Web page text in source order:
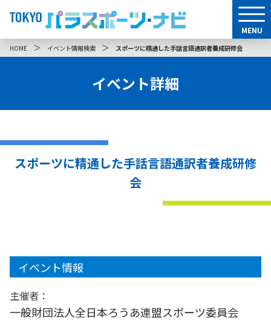
MENU
HOME ＞ イベント情報検索 ＞ スポーツに精通した手話言語通訳者養成研修会
イベント詳細
スポーツに精通した手話言語通訳者養成研修
会
イベント情報
主催者：
一般財団法人全日本ろうあ連盟スポーツ委員会